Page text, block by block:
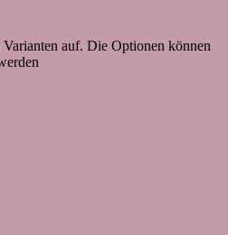
auf. Die Optionen können